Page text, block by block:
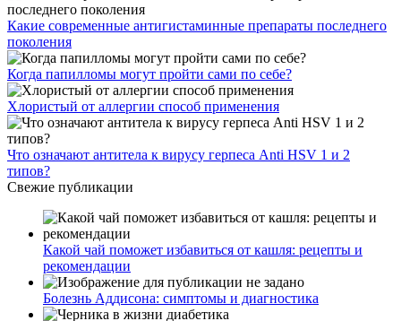
Какие современные антигистаминные препараты последнего
поколения
Когда папилломы могут пройти сами по себе?
Хлористый от аллергии способ применения
Что означают антитела к вирусу герпеса Anti HSV 1 и 2
типов?
Свежие публикации
Какой чай поможет избавиться от кашля: рецепты и
рекомендации
Болезнь Аддисона: симптомы и диагностика